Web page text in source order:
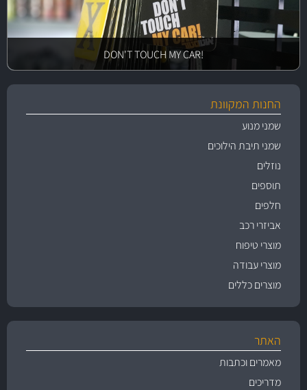
!DON'T TOUCH MY CAR
החנות המקוונת
שמני מנוע
שמני תיבת הילוכים
נוזלים
תוספים
חלפים
אביזרי רכב
מוצרי טיפוח
מוצרי עבודה
מוצרים כללים
האתר
מאמרים וכתבות
מדריכים